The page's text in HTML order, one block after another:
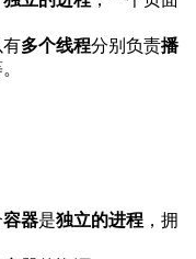
有多个线程分别负责播
容器是独立的进程 ，拥